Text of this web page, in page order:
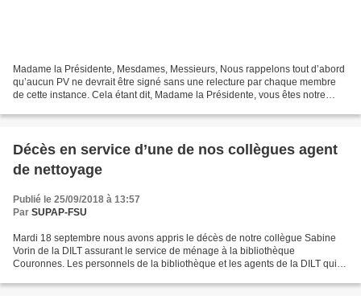
Madame la Présidente, Mesdames, Messieurs, Nous rappelons tout d’abord
qu’aucun PV ne devrait être signé sans une relecture par chaque membre
de cette instance. Cela étant dit, Madame la Présidente, vous êtes notre
Décès en service d’une de nos collègues agent
de nettoyage
Publié le 25/09/2018 à 13:57
Par SUPAP-FSU
Mardi 18 septembre nous avons appris le décès de notre collègue Sabine
Vorin de la DILT assurant le service de ménage à la bibliothèque
Couronnes. Les personnels de la bibliothèque et les agents de la DILT qui la